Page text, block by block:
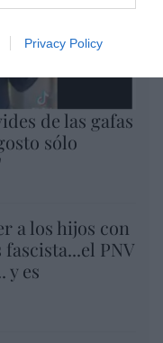
Privacy Policy
de las gafas
sólo
a los hijos con
fascista...el PNV
y es